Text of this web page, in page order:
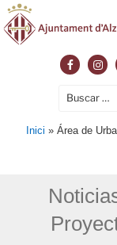
Facebook
Buscar
Inici »Área de